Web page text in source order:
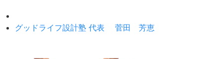
グッドライフ設計塾 代表 菅田 芳恵